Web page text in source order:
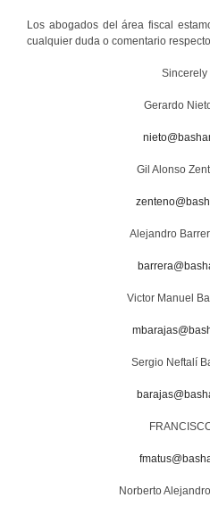
Los abogados del área fiscal
cualquier duda o comentario
Sincerely
Gerardo
Gil Alonso
Alejandro
Victor Manuel
Sergio Neftalí
Norberto